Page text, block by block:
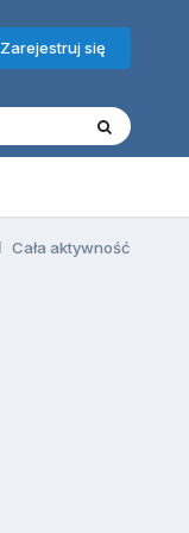
Zarejestruj się
Cała aktywność